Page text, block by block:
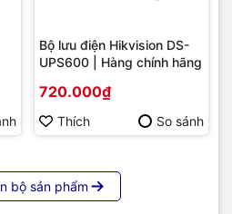
Bộ lưu điện Hikvision DS-
UPS600 | Hàng chính hãng
720.000₫
Thích So sánh
bộ sản phẩm